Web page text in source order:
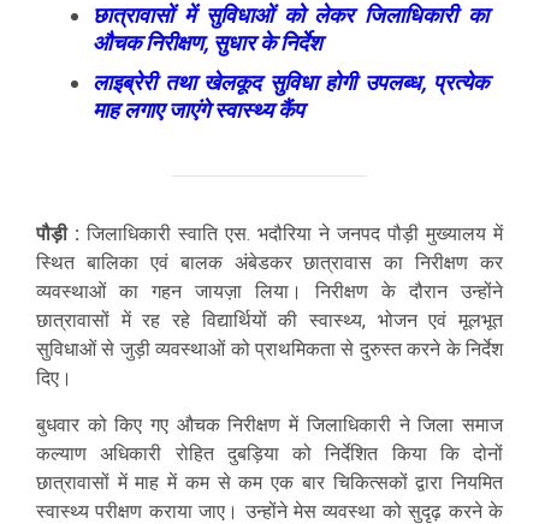
छात्रावासों में सुविधाओं को लेकर जिलाधिकारी का
औचक निरीक्षण, सुधार के निर्देश
लाइब्रेरी तथा खेलकूद सुविधा होगी उपलब्ध, प्रत्येक
माह लगाए जाएंगे स्वास्थ्य कैंप
पौड़ी : जिलाधिकारी स्वाति एस. भदौरिया ने जनपद पौड़ी मुख्यालय में
स्थित बालिका एवं बालक अंबेडकर छात्रावास का निरीक्षण कर
व्यवस्थाओं का गहन जायज़ा लिया। निरीक्षण के दौरान उन्होंने
छात्रावासों में रह रहे विद्यार्थियों की स्वास्थ्य, भोजन एवं मूलभूत
सुविधाओं से जुड़ी व्यवस्थाओं को प्राथमिकता से दुरुस्त करने के निर्देश
दिए।
बुधवार को किए गए औचक निरीक्षण में जिलाधिकारी ने जिला समाज
कल्याण अधिकारी रोहित दुबड़िया को निर्देशित किया कि दोनों
छात्रावासों में माह में कम से कम एक बार चिकित्सकों द्वारा नियमित
स्वास्थ्य परीक्षण कराया जाए। उन्होंने मेस व्यवस्था को सुदृढ़ करने के